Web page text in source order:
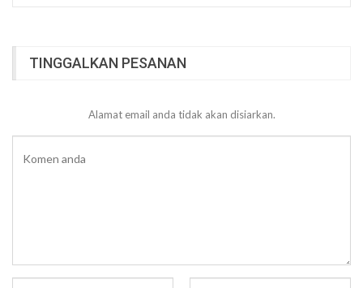
TINGGALKAN PESANAN
Alamat email anda tidak akan disiarkan.